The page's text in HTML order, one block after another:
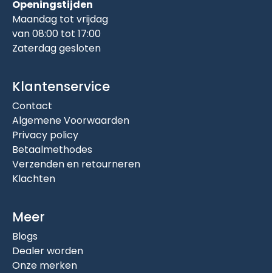
Openingstijden
Maandag tot vrijdag
van 08:00 tot 17:00
Zaterdag gesloten
Klantenservice
Contact
Algemene Voorwaarden
Privacy policy
Betaalmethodes
Verzenden en retourneren
Klachten
Meer
Blogs
Dealer worden
Onze merken